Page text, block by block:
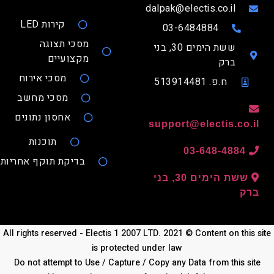
dalpak@electis.co.il
03-6484884
ששת הימים 30, בני
ברק
ח.פ. 513914481
03-648-4884
ששת הימים 30, בני
קירות LED
מסכי תצוגה
מקצועיים
מסכי אירוח
מסכי מחשב
אחסון נתונים
תוכנות
בדיקת תוקף אחריות
All rights reserved - Electis 1 2007 LTD. 2021 © Content on
is protected under law
Do not attempt to Use / Capture / Copy any Data from this